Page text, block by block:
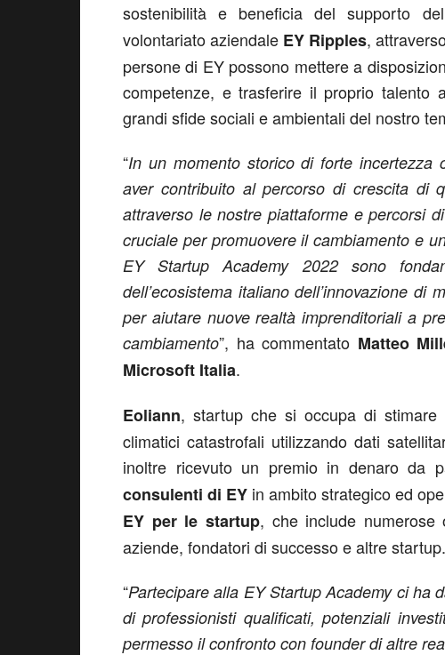
sostenibilità e beneficia del supporto
volontariato aziendale EY Ripples,
persone di EY possono mettere a
competenze, e trasferire il proprio talento
grandi sfide sociali e ambientali del nostro
“In un momento storico di forte
aver contribuito al percorso di crescita di
attraverso le nostre piattaforme e percorsi
cruciale per promuovere il cambiamento e
EY Startup Academy 2022 sono
dell’ecosistema italiano dell’innovazione
per aiutare nuove realtà imprenditoriali a
cambiamento”, ha commentato Matteo
Microsoft Italia.
Eoliann, startup che si occupa di stimare
climatici catastrofali utilizzando dati
inoltre ricevuto un premio in denaro da
consulenti di EY in ambito strategico ed
EY per le startup, che include numerose
aziende, fondatori di successo e altre startup.
“Partecipare alla EY Startup Academy ci ha
di professionisti qualificati, potenziali
permesso il confronto con founder di altre